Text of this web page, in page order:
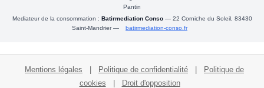
Pantin
Mediateur de la consommation : Batirmediation Conso— 22 Corniche du Soleil, 83430
Saint-Mandrier —
batirmediation-conso.fr
Mentions légales Politique de confidentialité
Politique de
cookies
Droit d'opposition